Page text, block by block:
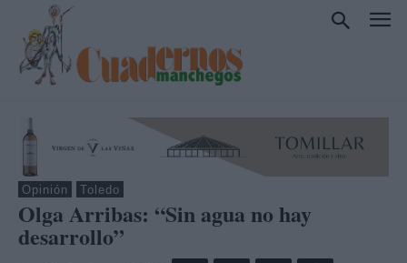
Opinión Toledo
Olga Arribas: “Sin agua no hay
desarrollo”